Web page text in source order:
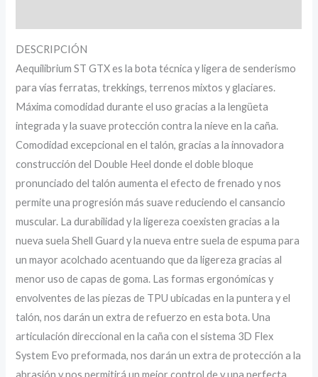
DESCRIPCIÓN
Aequilibrium ST GTX es la bota técnica y ligera de senderismo
para vías ferratas, trekkings, terrenos mixtos y glaciares.
Máxima comodidad durante el uso gracias a la lengüeta
integrada y la suave protección contra la nieve en la caña.
Comodidad excepcional en el talón, gracias a la innovadora
construcción del Double Heel donde el doble bloque
pronunciado del talón aumenta el efecto de frenado y nos
permite una progresión más suave reduciendo el cansancio
muscular. La durabilidad y la ligereza coexisten gracias a la
nueva suela Shell Guard y la nueva entre suela de espuma para
un mayor acolchado acentuando que da ligereza gracias al
menor uso de capas de goma. Las formas ergonómicas y
envolventes de las piezas de TPU ubicadas en la puntera y el
talón, nos darán un extra de refuerzo en esta bota. Una
articulación direccional en la caña con el sistema 3D Flex
System Evo preformada, nos darán un extra de protección a la
abrasión y nos permitirá un mejor control de y una perfecta